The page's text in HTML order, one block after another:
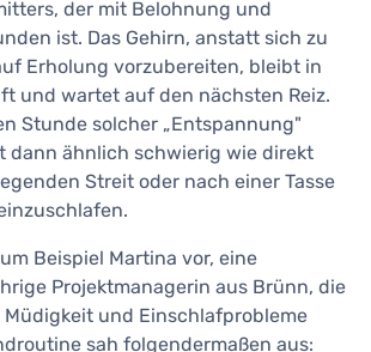
der mit Belohnung und
ist. Das Gehirn, anstatt sich zu
Erholung vorzubereiten, bleibt in
und wartet auf den nächsten Reiz.
Stunde solcher „Entspannung"
dann ähnlich schwierig wie direkt
Streit oder nach einer Tasse
Beispiel Martina vor, eine
Projektmanagerin aus Brünn, die
und Einschlafprobleme
sah folgendermaßen aus: